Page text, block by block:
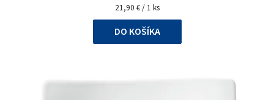
Jednotková
cena:
21,90 € / 1 ks
DO KOŠÍKA